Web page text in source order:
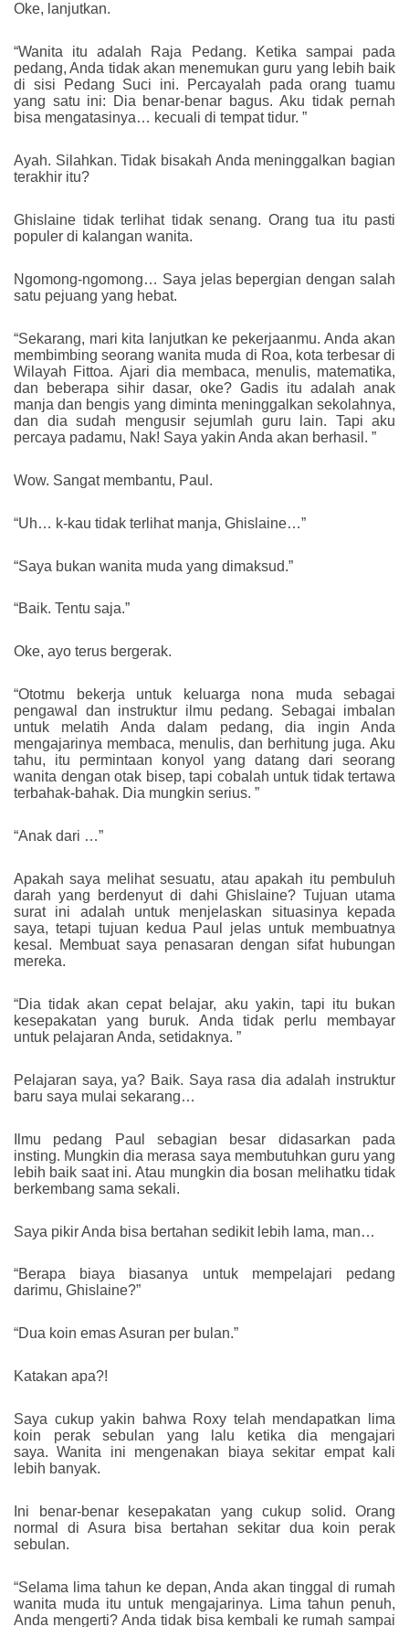
Oke, lanjutkan.
“Wanita itu adalah Raja Pedang. Ketika sampai pada
pedang, Anda tidak akan menemukan guru yang lebih baik
di sisi Pedang Suci ini. Percayalah pada orang tuamu
yang satu ini: Dia benar-benar bagus. Aku tidak pernah
bisa mengatasinya… kecuali di tempat tidur. ”
Ayah. Silahkan. Tidak bisakah Anda meninggalkan bagian
terakhir itu?
Ghislaine tidak terlihat tidak senang. Orang tua itu pasti
populer di kalangan wanita.
Ngomong-ngomong… Saya jelas bepergian dengan salah
satu pejuang yang hebat.
“Sekarang, mari kita lanjutkan ke pekerjaanmu. Anda akan
membimbing seorang wanita muda di Roa, kota terbesar di
Wilayah Fittoa. Ajari dia membaca, menulis, matematika,
dan beberapa sihir dasar, oke? Gadis itu adalah anak
manja dan bengis yang diminta meninggalkan sekolahnya,
dan dia sudah mengusir sejumlah guru lain. Tapi aku
percaya padamu, Nak! Saya yakin Anda akan berhasil. ”
Wow. Sangat membantu, Paul.
“Uh… k-kau tidak terlihat manja, Ghislaine…”
“Saya bukan wanita muda yang dimaksud.”
“Baik. Tentu saja.”
Oke, ayo terus bergerak.
“Ototmu bekerja untuk keluarga nona muda sebagai
pengawal dan instruktur ilmu pedang. Sebagai imbalan
untuk melatih Anda dalam pedang, dia ingin Anda
mengajarinya membaca, menulis, dan berhitung juga. Aku
tahu, itu permintaan konyol yang datang dari seorang
wanita dengan otak bisep, tapi cobalah untuk tidak tertawa
terbahak-bahak. Dia mungkin serius. ”
“Anak dari …”
Apakah saya melihat sesuatu, atau apakah itu pembuluh
darah yang berdenyut di dahi Ghislaine? Tujuan utama
surat ini adalah untuk menjelaskan situasinya kepada
saya, tetapi tujuan kedua Paul jelas untuk membuatnya
kesal. Membuat saya penasaran dengan sifat hubungan
mereka.
“Dia tidak akan cepat belajar, aku yakin, tapi itu bukan
kesepakatan yang buruk. Anda tidak perlu membayar
untuk pelajaran Anda, setidaknya. ”
Pelajaran saya, ya? Baik. Saya rasa dia adalah instruktur
baru saya mulai sekarang…
Ilmu pedang Paul sebagian besar didasarkan pada
insting. Mungkin dia merasa saya membutuhkan guru yang
lebih baik saat ini. Atau mungkin dia bosan melihatku tidak
berkembang sama sekali.
Saya pikir Anda bisa bertahan sedikit lebih lama, man…
“Berapa biaya biasanya untuk mempelajari pedang
darimu, Ghislaine?”
“Dua koin emas Asuran per bulan.”
Katakan apa?!
Saya cukup yakin bahwa Roxy telah mendapatkan lima
koin perak sebulan yang lalu ketika dia mengajari
saya. Wanita ini mengenakan biaya sekitar empat kali
lebih banyak.
Ini benar-benar kesepakatan yang cukup solid. Orang
normal di Asura bisa bertahan sekitar dua koin perak
sebulan.
“Selama lima tahun ke depan, Anda akan tinggal di rumah
wanita muda itu untuk mengajarinya. Lima tahun penuh,
Anda mengerti? Anda tidak bisa kembali ke rumah sampai